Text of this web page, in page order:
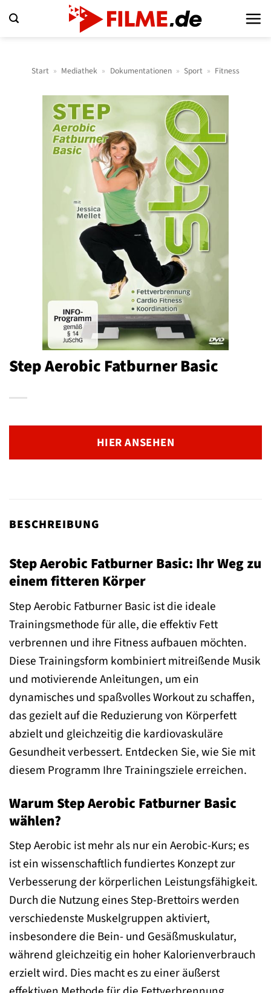
Inhalt
Start » Mediathek » Dokumentationen » Sport » Fitness
Step Aerobic Fatburner Basic
HIER ANSEHEN
BESCHREIBUNG
Step Aerobic Fatburner Basic: Ihr Weg zu
einem fitteren Körper
Step Aerobic Fatburner Basic ist die ideale
Trainingsmethode für alle, die effektiv Fett
verbrennen und ihre Fitness aufbauen möchten.
Diese Trainingsform kombiniert mitreißende Musik
und motivierende Anleitungen, um ein
dynamisches und spaßvolles Workout zu schaffen,
das gezielt auf die Reduzierung von Körperfett
abzielt und gleichzeitig die kardiovaskuläre
Gesundheit verbessert. Entdecken Sie, wie Sie mit
diesem Programm Ihre Trainingsziele erreichen.
Warum Step Aerobic Fatburner Basic
wählen?
Step Aerobic ist mehr als nur ein Aerobic-Kurs; es
ist ein wissenschaftlich fundiertes Konzept zur
Verbesserung der körperlichen Leistungsfähigkeit.
Durch die Nutzung eines Step-Brettoirs werden
verschiedenste Muskelgruppen aktiviert,
insbesondere die Bein- und Gesäßmuskulatur,
während gleichzeitig ein hoher Kalorienverbrauch
erzielt wird. Dies macht es zu einer äußerst